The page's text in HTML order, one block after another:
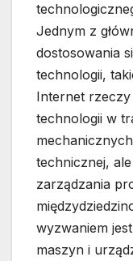
Jednym z
dostosowania
technologii,
Internet
technologii w
technicznej,
zarządzania
wyzwaniem
maszyn i